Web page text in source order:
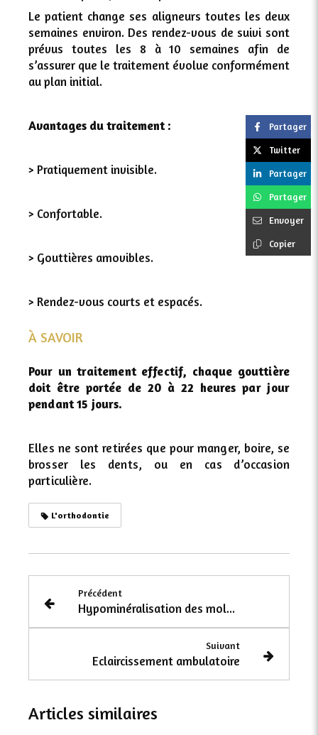
Le patient change ses aligneurs toutes les deux
semaines environ. Des rendez-vous de suivi sont
prévus toutes les 8 à 10 semaines afin de
s’assurer que le traitement évolue conformément
au plan initial.
Avantages du traitement :
> Pratiquement invisible.
> Confortable.
> Gouttières amovibles.
> Rendez-vous courts et espacés.
À SAVOIR
Pour un traitement effectif, chaque gouttière
doit être portée de 20 à 22 heures par jour
pendant 15 jours.
Elles ne sont retirées que pour manger, boire, se
brosser les dents, ou en cas d’occasion
particulière.
L'orthodontie
Précédent
Hypominéralisation des molaires et incisives (mih) : quels soins ?
Suivant
Eclaircissement ambulatoire
Articles similaires
Partager
Twitter
Partager
Partager
Envoyer
Copier